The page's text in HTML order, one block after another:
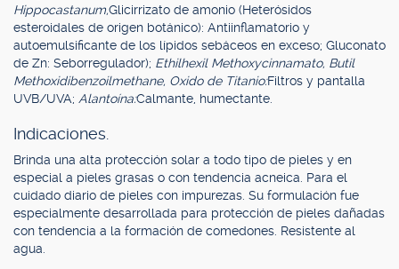
Hippocastanum,Glicirrizato de amonio (Heterósidos
esteroidales de origen botánico): Antiinflamatorio y
autoemulsificante de los lípidos sebáceos en exceso; Gluconato
de Zn: Seborregulador); Ethilhexil Methoxycinnamato, Butil
Methoxidibenzoilmethane, Oxido de Titanio:Filtros y pantalla
UVB/UVA; Alantoína:Calmante, humectante.
Indicaciones.
Brinda una alta protección solar a todo tipo de pieles y en
especial a pieles grasas o con tendencia acneica. Para el
cuidado diario de pieles con impurezas. Su formulación fue
especialmente desarrollada para protección de pieles dañadas
con tendencia a la formación de comedones. Resistente al
agua.